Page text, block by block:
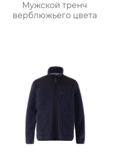
Мужской тренч
верблюжьего цвета